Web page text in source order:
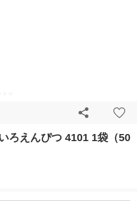
ろえんぴつ 4101 1袋（50